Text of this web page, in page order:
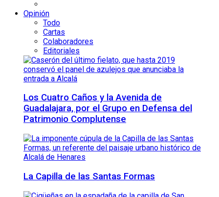
Opinión
Todo
Cartas
Colaboradores
Editoriales
Los Cuatro Caños y la Avenida de
Guadalajara, por el Grupo en Defensa del
Patrimonio Complutense
La Capilla de las Santas Formas